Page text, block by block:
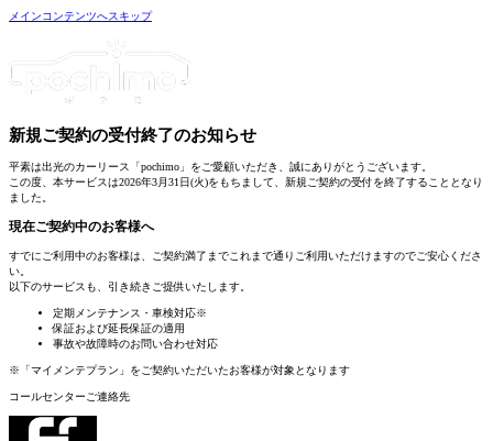
メインコンテンツへスキップ
新規ご契約の受付終了のお知らせ
平素は出光のカーリース「pochimo」をご愛顧いただき、誠にありがとうございます。
この度、本サービスは2026年3月31日(火)をもちまして、新規ご契約の受付を終了することとなり
ました。
現在ご契約中のお客様へ
すでにご利用中のお客様は、 ご契約満了までこれまで通りご利用いただけますのでご安心くださ
い。
以下のサービスも、引き続きご提供いたします。
定期メンテナンス・車検対応※
保証および延長保証の適用
事故や故障時のお問い合わせ対応
※「マイメンテプラン」をご契約いただいたお客様が対象となります
コールセンターご連絡先